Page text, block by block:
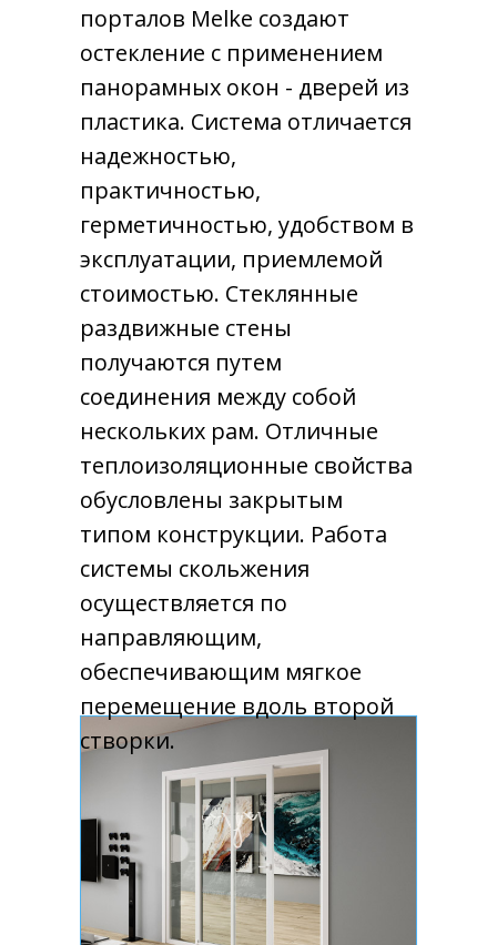
порталов Melke создают
остекление с применением
панорамных окон - дверей из
пластика. Система отличается
надежностью,
практичностью,
герметичностью, удобством в
эксплуатации, приемлемой
стоимостью. Стеклянные
раздвижные стены
получаются путем
соединения между собой
нескольких рам. Отличные
теплоизоляционные свойства
обусловлены закрытым
типом конструкции. Работа
системы скольжения
осуществляется по
направляющим,
обеспечивающим мягкое
перемещение вдоль второй
створки.